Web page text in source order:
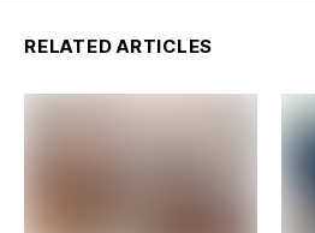
RELATED ARTICLES